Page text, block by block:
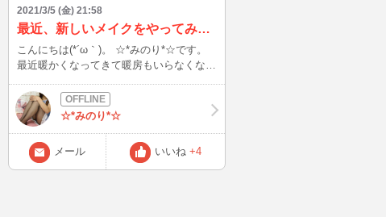
2021/3/5 (金) 21:58
最近、新しいメイクをやってみることにしました(*'ω'*)。
こんにちは(*´ω｀)。 ☆*みのり*☆です。
最近暖かくなってきて暖房もいらなくなっ
ると感じるこの頃です(*´ω｀)。 このとこ
ろ、アイメイクを変えてみて いつもは縦
グラデーションだったけど、 最近は横グ
ラデーションをやってみています(^^♪。 縦
グラデーションだと黒のアイラインで隠れ
てしまうので、 横グラデーションにし
☆*みのり*☆
メール いいね +4